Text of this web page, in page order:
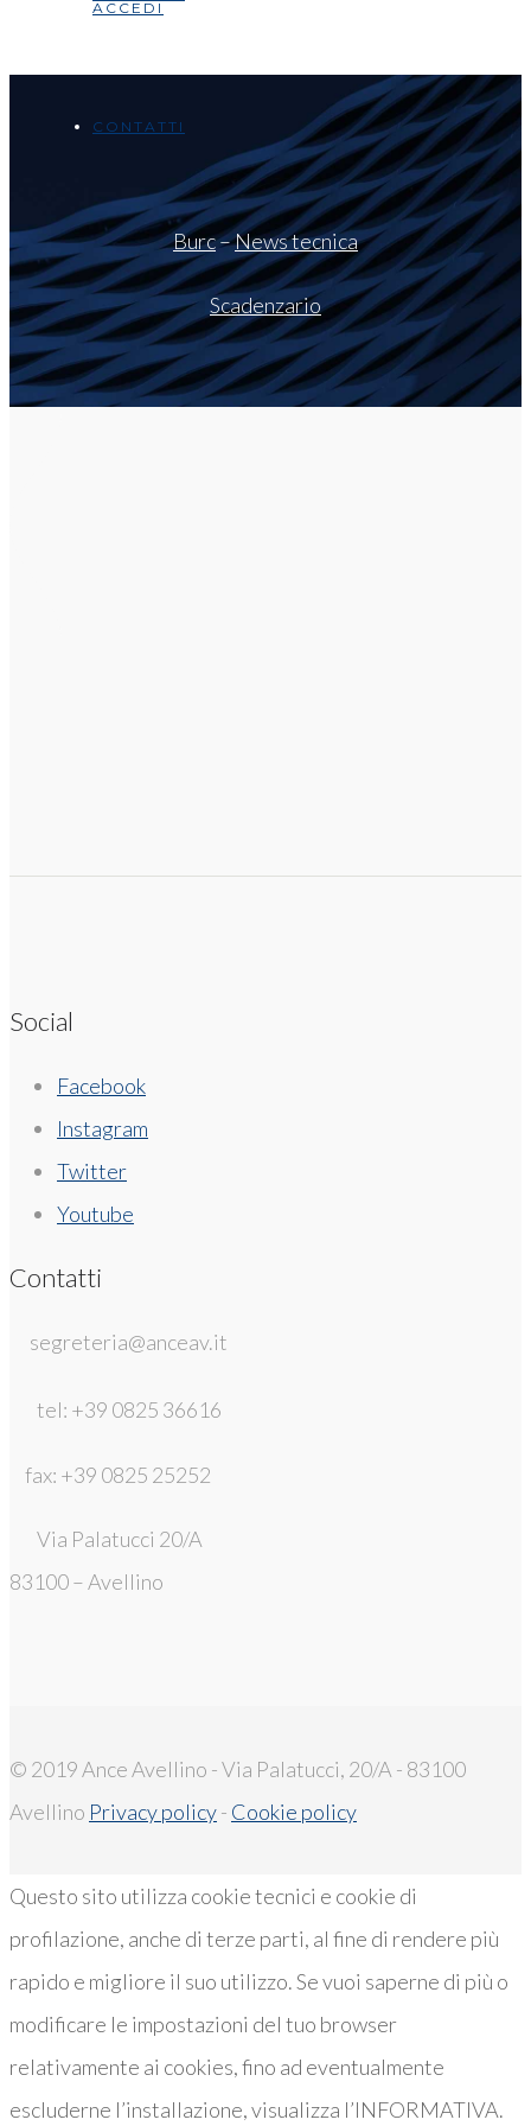
ACCEDI
CONTATTI
Burc–News tecnica
Scadenzario
Social
Facebook
Instagram
Twitter
Youtube
Contatti
segreteria@anceav.it
tel: +39 0825 36616
fax: +39 0825 25252
Via Palatucci 20/A
83100 – Avellino
© 2019 Ance Avellino - Via Palatucci, 20/A - 83100
Avellino Privacy policy- Cookie policy
Questo sito utilizza cookie tecnici e cookie di
profilazione, anche di terze parti, al fine di rendere più
rapido e migliore il suo utilizzo. Se vuoi saperne di più o
modificare le impostazioni del tuo browser
relativamente ai cookies, fino ad eventualmente
escluderne l’installazione, visualizza l’INFORMATIVA.